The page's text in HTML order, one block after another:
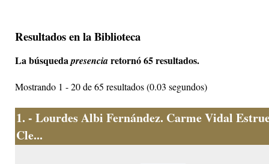
Resultados en la Biblioteca
La búsquedapresenciaretornó 65 resultados.
Mostrando 1 - 20 de 65 resultados (0.03 segundos)
1. - Lourdes Albi Fernández. Carme Vidal
Cle...